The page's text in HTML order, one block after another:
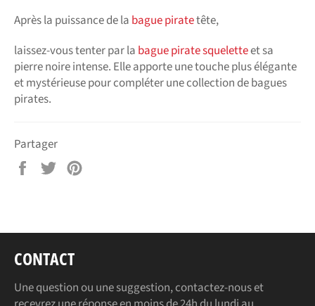
Après la puissance de la bague piratetête,
laissez-vous tenter par la bague pirate squeletteet sa
pierre noire intense. Elle apporte une touche plus élégante
et mystérieuse pour compléter une collection de bagues
pirates.
Partager
PartagerTweeter
CONTACT
Une question ou une suggestion, contactez-nous et